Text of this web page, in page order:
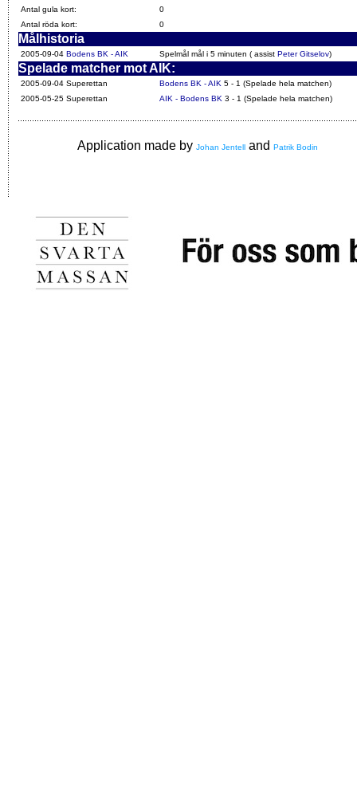
Antal gula kort:
0
Antal röda kort:
0
Målhistoria
2005-09-04 Bodens BK - AIK Spelmål mål i 5 minuten ( assist Peter Gitselov)
Spelade matcher mot AIK:
2005-09-04 Superettan Bodens BK - AIK 5 - 1 (Spelade hela matchen)
2005-05-25 Superettan
AIK - Bodens BK 3 - 1 (Spelade hela matchen)
Application made by Johan Jentell and Patrik Bodin